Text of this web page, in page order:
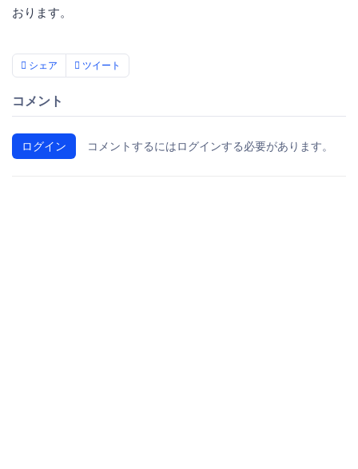
おります。
シェア ツイート
コメント
ログイン コメントするにはログインする必要があります。